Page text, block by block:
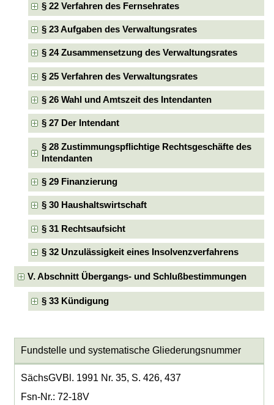
§ 22 Verfahren des Fernsehrates
§ 23 Aufgaben des Verwaltungsrates
§ 24 Zusammensetzung des Verwaltungsrates
§ 25 Verfahren des Verwaltungsrates
§ 26 Wahl und Amtszeit des Intendanten
§ 27 Der Intendant
§ 28 Zustimmungspflichtige Rechtsgeschäfte des
Intendanten
§ 29 Finanzierung
§ 30 Haushaltswirtschaft
§ 31 Rechtsaufsicht
§ 32 Unzulässigkeit eines Insolvenzverfahrens
V. Abschnitt Übergangs- und Schlußbestimmungen
§ 33 Kündigung
Fundstelle und systematische Gliederungsnummer
SächsGVBl. 1991 Nr. 35, S. 426, 437
Fsn-Nr.: 72-18V